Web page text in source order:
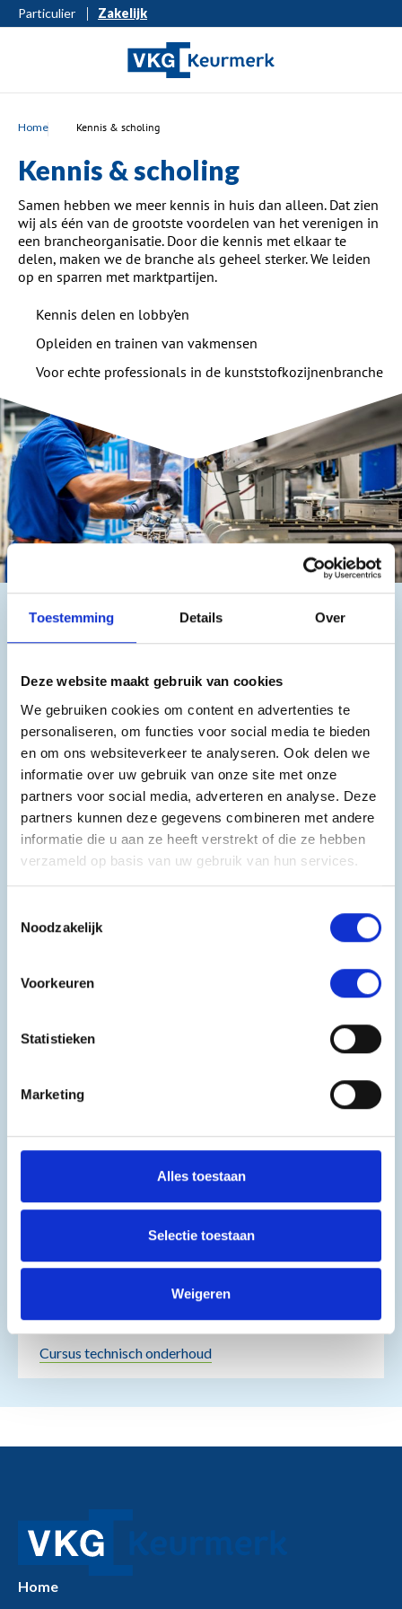
Toestemming Details Over
Deze website maakt gebruik van cookies
We gebruiken cookies om content en advertenties te
personaliseren, om functies voor social media te bieden
en om ons websiteverkeer te analyseren. Ook delen we
informatie over uw gebruik van onze site met onze
partners voor social media, adverteren en analyse. Deze
partners kunnen deze gegevens combineren met andere
informatie die u aan ze heeft verstrekt of die ze hebben
verzameld op basis van uw gebruik van hun services.
Noodzakelijk
Voorkeuren
Statistieken
Marketing
Alles toestaan
Selectie toestaan
Weigeren
Particulier Zakelijk
Home Kennis & scholing
Kennis & scholing
Samen hebben we meer kennis in huis dan alleen. Dat zien
wij als één van de grootste voordelen van het verenigen in
een brancheorganisatie. Door die kennis met elkaar te
delen, maken we de branche als geheel sterker. We leiden
op en sparren met marktpartijen.
Kennis delen en lobby’en
Opleiden en trainen van vakmensen
Voor echte professionals in de kunststofkozijnenbranche
Met een netwerk van kennispartners vermenigvuldigen we
de kennis. Naast fabrikanten en leveranciers vind je in ons
ketenpartners, verschillende lobbyisten en lijnen naar
politici. Samen hebben we vele haakjes en zorgen we dat
deze in elkaar grijpen daar waar het relevant is, waar het
waarde toevoegt. We zorgen voor actuele kennis in de
markt over kunststof kozijnen en de VKG Kwaliteitseisen &
Adviezen, leiden monteurs op voor een VKG
Keurmerkcertificatie en het technisch onderhouden en
repareren van kunststof kozijnen.
Leer (meer) over kunststof
kozijnen
Montagecursus
Montagecursus
Cursus technisch
onderhoud
Haal de kennis en vaardigheid in eigen huis
Voor technisch specialisten van
woningbouwverenigingen
Cursus technisch onderhoud
Home